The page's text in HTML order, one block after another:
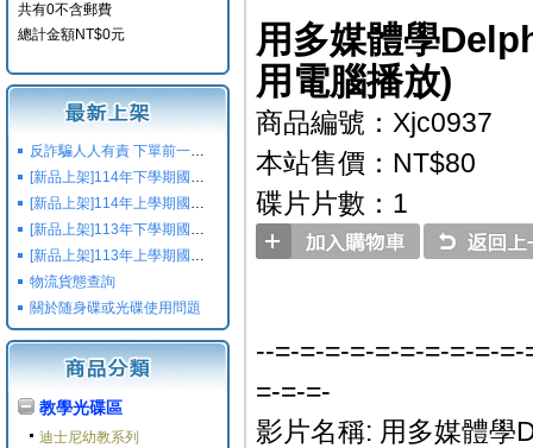
共有0不含郵費
總計金額NT$0元
反詐騙人人有責 下單前一定要注意
[新品上架]114年下學期國小國中高中命題光碟,校用卷,習作
[新品上架]114年上學期國小國中高中命題光碟,校用卷,習作
[新品上架]113年下學期國小國中高中命題光碟,校用卷,習作
[新品上架]113年上學期國小國中高中命題光碟,校用卷,習作
物流貨態查詢
關於随身碟或光碟使用問題
教學光碟區
迪士尼幼教系列
用多媒體學
用電腦播放)
商品編號：Xjc0937
本站售價：NT$80
碟片片數：1
--=-=-=-=-=-=-=-=-=-
=-=-=-
影片名稱: 用多媒體學